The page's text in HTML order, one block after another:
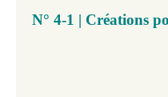
N° 4-1 | Créations